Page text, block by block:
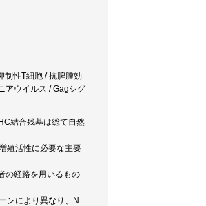
制性T細胞 / 抗脾腫効
アウイルス / Gagシグ
結合残基は総て自然
殖活性に必要な主要
の経路を用いるもの
ンにより異なり、N